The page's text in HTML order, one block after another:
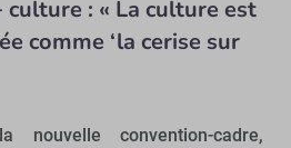
: « La culture est
comme ‘la cerise sur
nouvelle convention-cadre,